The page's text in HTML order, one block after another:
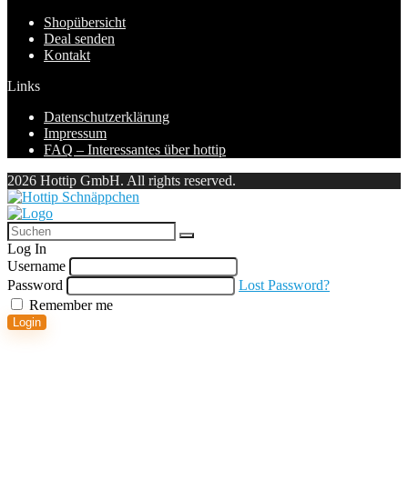
Shopübersicht
Deal senden
Kontakt
Links
Datenschutzerklärung
Impressum
FAQ – Interessantes über hottip
2026 Hottip GmbH. All rights reserved.
Log In
Username
Password
Lost Password?
Remember me
Login